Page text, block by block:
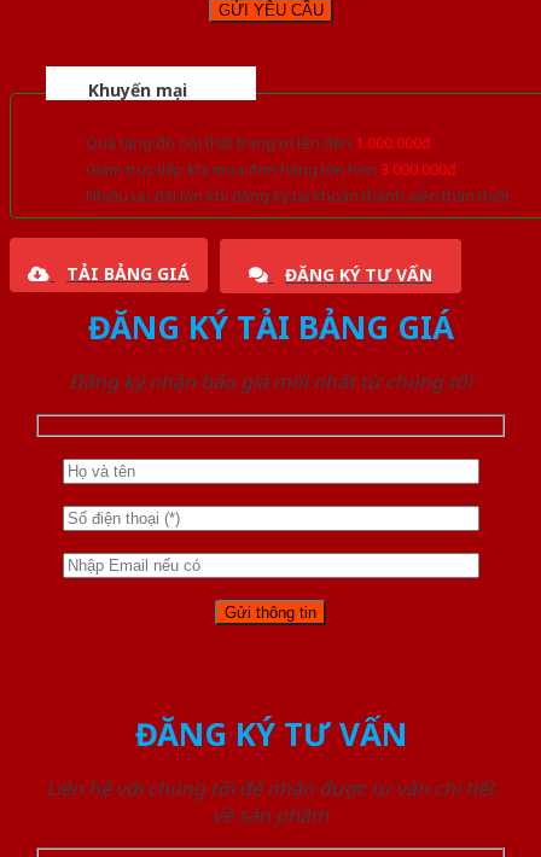
Khuyến mại
Quà tặng đồ nội thất trang trí lên đến 1.000.000đ
Giảm trực tiếp khi mua đơn hàng lớn hơn 3.000.000đ
Nhiều ưu đãi lớn khi đăng ký tài khoản thành viên thân thiết
TẢI BẢNG GIÁ ĐĂNG KÝ TƯ VẤN
ĐĂNG KÝ TẢI BẢNG GIÁ
Đăng ký nhận báo giá mới nhất từ chúng tôi
ĐĂNG KÝ TƯ VẤN
Liên hệ với chúng tôi để nhận được tư vấn chi tiết
về sản phẩm